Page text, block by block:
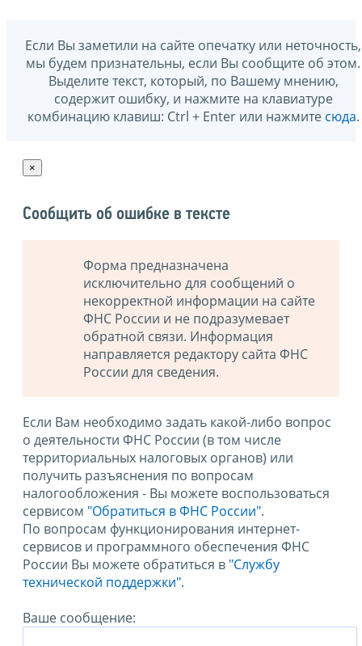
Если Вы заметили на сайте опечатку или неточность,
мы будем признательны, если Вы сообщите об этом.
Выделите текст, который, по Вашему мнению,
содержит ошибку, и нажмите на клавиатуре
комбинацию клавиш: Ctrl + Enter или нажмите сюда.
×
Сообщить об ошибке в тексте
Форма предназначена
исключительно для сообщений о
некорректной информации на сайте
ФНС России и не подразумевает
обратной связи. Информация
направляется редактору сайта ФНС
России для сведения.
Если Вам необходимо задать какой-либо вопрос
о деятельности ФНС России (в том числе
территориальных налоговых органов) или
получить разъяснения по вопросам
налогообложения - Вы можете воспользоваться
сервисом "Обратиться в ФНС России".
По вопросам функционирования интернет-
сервисов и программного обеспечения ФНС
России Вы можете обратиться в "Службу
технической поддержки".
Ваше сообщение: